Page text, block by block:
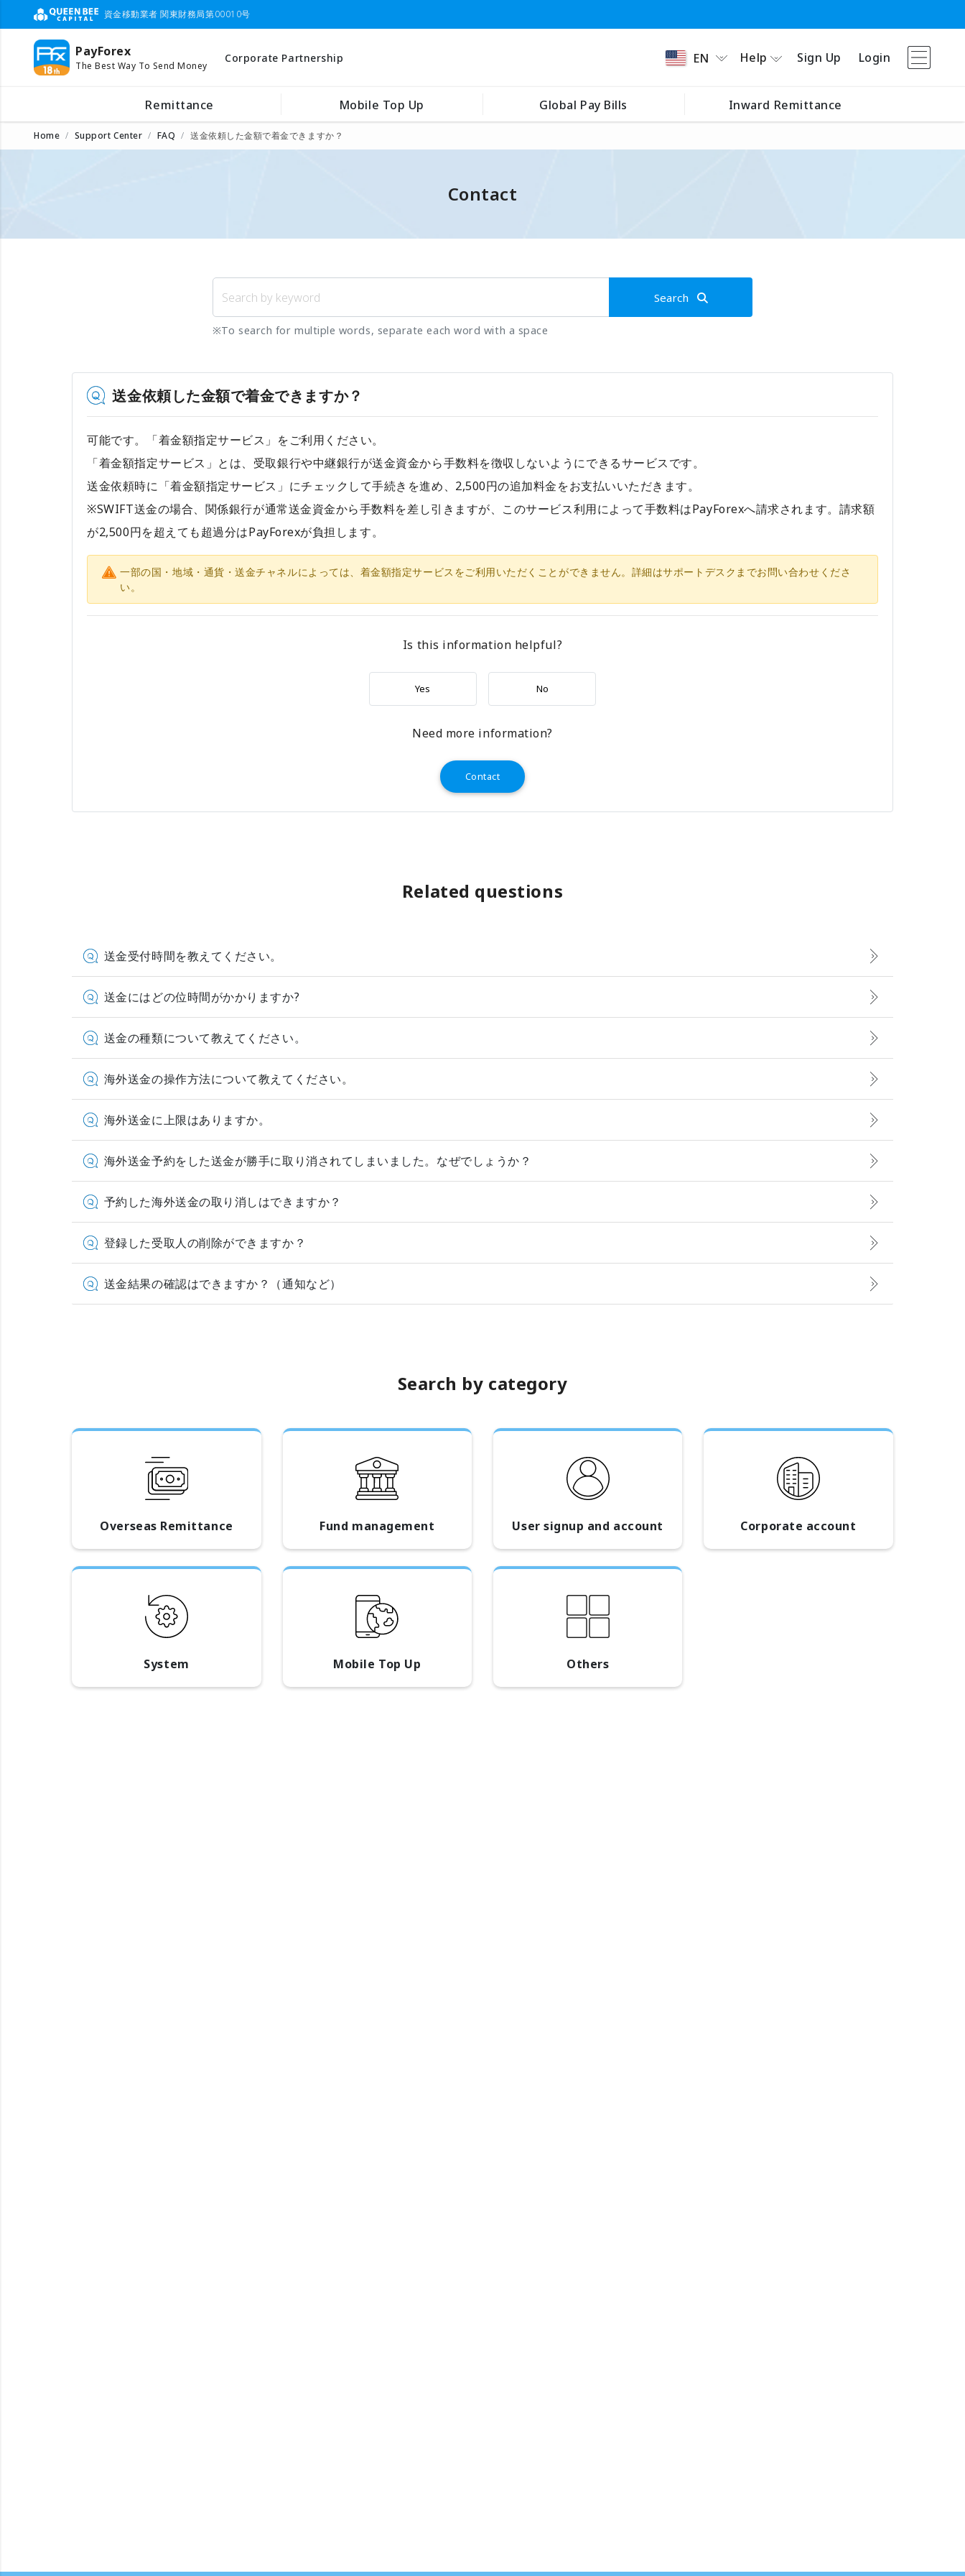
資金移動業者 関東財務局第00010号
PayForex
The Best Way To Send Money
Corporate Partnership EN Help Sign Up Login
Remittance Mobile Top Up Global Pay Bills Inward Remittance
Home Support Center FAQ 送金依頼した金額で着金できますか？
Contact
Search
※To search for multiple words, separate each word with a space
送金依頼した金額で着金できますか？
可能です。「着金額指定サービス」をご利用ください。
「着金額指定サービス」とは、受取銀行や中継銀行が送金資金から手数料を徴収しないようにできるサービスです。
送金依頼時に「着金額指定サービス」にチェックして手続きを進め、2,500円の追加料金をお支払いいただきます。
※SWIFT送金の場合、関係銀行が通常送金資金から手数料を差し引きますが、このサービス利用によって手数料はPayForexへ請求されます。請求額
が2,500円を超えても超過分はPayForexが負担します。
一部の国・地域・通貨・送金チャネルによっては、着金額指定サービスをご利用いただくことができません。詳細はサポートデスクまでお問い合わせくださ
い。
Is this information helpful?
Yes No
Need more information?
Contact
Related questions
送金受付時間を教えてください。
送金にはどの位時間がかかりますか?
送金の種類について教えてください。
海外送金の操作方法について教えてください。
海外送金に上限はありますか。
海外送金予約をした送金が勝手に取り消されてしまいました。なぜでしょうか？
予約した海外送金の取り消しはできますか？
登録した受取人の削除ができますか？
送金結果の確認はできますか？（通知など）
Search by category
Overseas Remittance Fund management User signup and account Corporate account
System Mobile Top Up Others